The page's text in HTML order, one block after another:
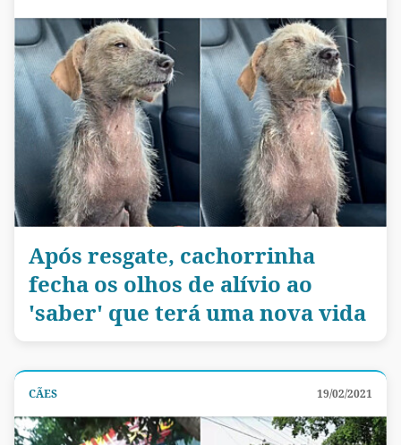
Após resgate, cachorrinha
fecha os olhos de alívio ao
'saber' que terá uma nova vida
CÃES 19/02/2021